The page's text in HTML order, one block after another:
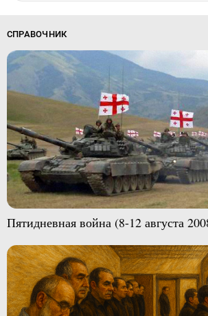
СПРАВОЧНИК
Пятидневная война (8-12 августа